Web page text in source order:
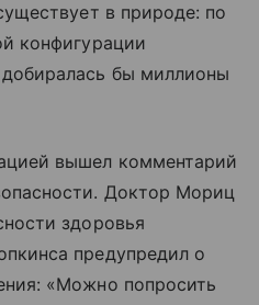
в природе: по
конфигурации
бы миллионы
вышел комментарий
Доктор Мориц
здоровья
предупредил о
«Можно попросить